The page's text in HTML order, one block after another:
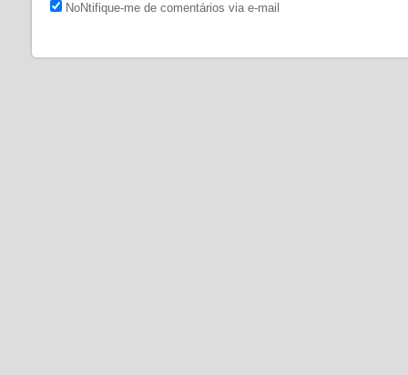
NoNtifique-me de comentários via e-mail